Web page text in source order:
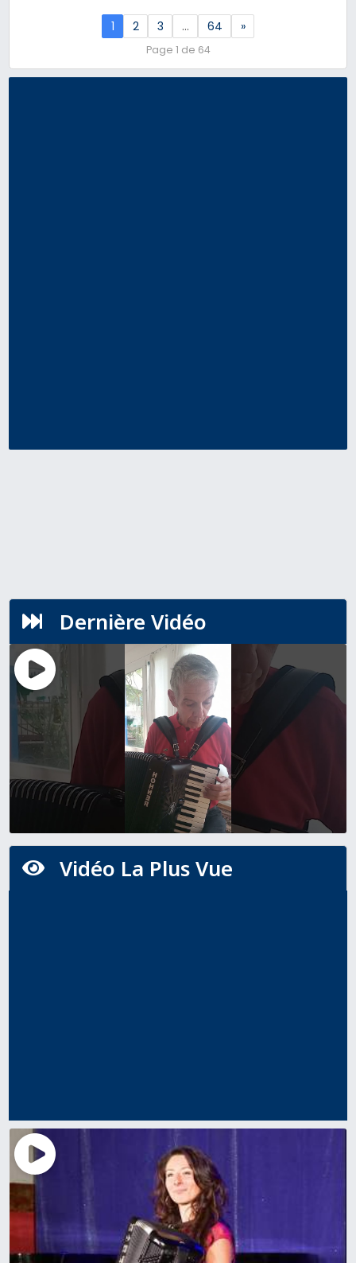
1 2 3 … 64 »
Page 1 de 64
 Dernière Vidéo
 Vidéo La Plus Vue